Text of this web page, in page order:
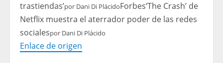
trastiendas’por Dani Di PlácidoForbes‘The Crash’ de
Netflix muestra el aterrador poder de las redes
socialespor Dani Di Plácido
Enlace de origen